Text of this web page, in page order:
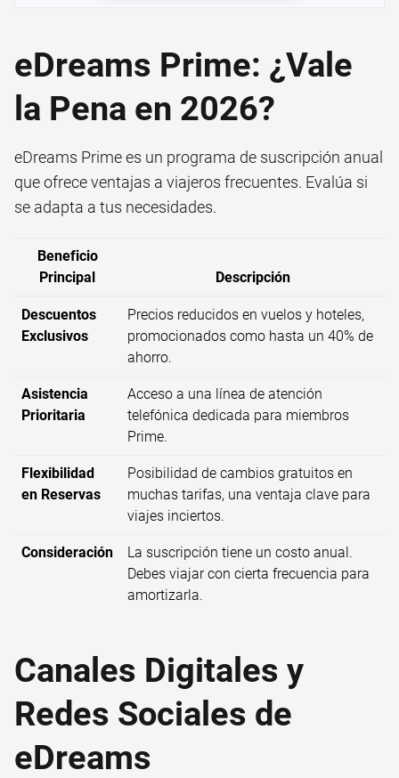
eDreams Prime: ¿Vale
la Pena en 2026?
eDreams Prime es un programa de suscripción anual
que ofrece ventajas a viajeros frecuentes. Evalúa si
se adapta a tus necesidades.
Beneficio
Principal
Descripción
Descuentos
Exclusivos
Precios reducidos en vuelos y hoteles,
promocionados como hasta un 40% de
ahorro.
Asistencia
Prioritaria
Acceso a una línea de atención
telefónica dedicada para miembros
Prime.
Flexibilidad
en Reservas
Posibilidad de cambios gratuitos en
muchas tarifas, una ventaja clave para
viajes inciertos.
Consideración
La suscripción tiene un costo anual.
Debes viajar con cierta frecuencia para
amortizarla.
Canales Digitales y
Redes Sociales de
eDreams